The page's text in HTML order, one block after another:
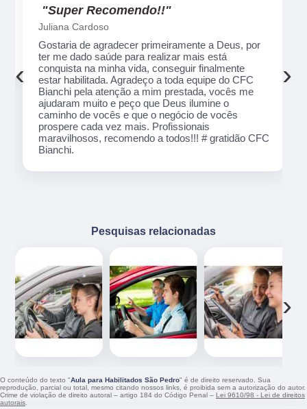
"Recomendo!!"
Alexsandro Sr
Um lugar muito bom, exelente atendimento ao
público em geral. Adorei, pessoal muito profissional
em tudo, excelentes instrutores, nota 1000!!
‹ ›
‹ ›
reprodução, parcial ou total, mesmo citando nossos links, é proibida sem a autorização do autor.
Crime de violação de direito autoral – artigo 184 do Código Penal –Lei 9610/98 - Lei de direitos
autorais.